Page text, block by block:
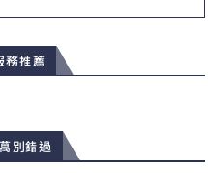
務推薦
別錯過